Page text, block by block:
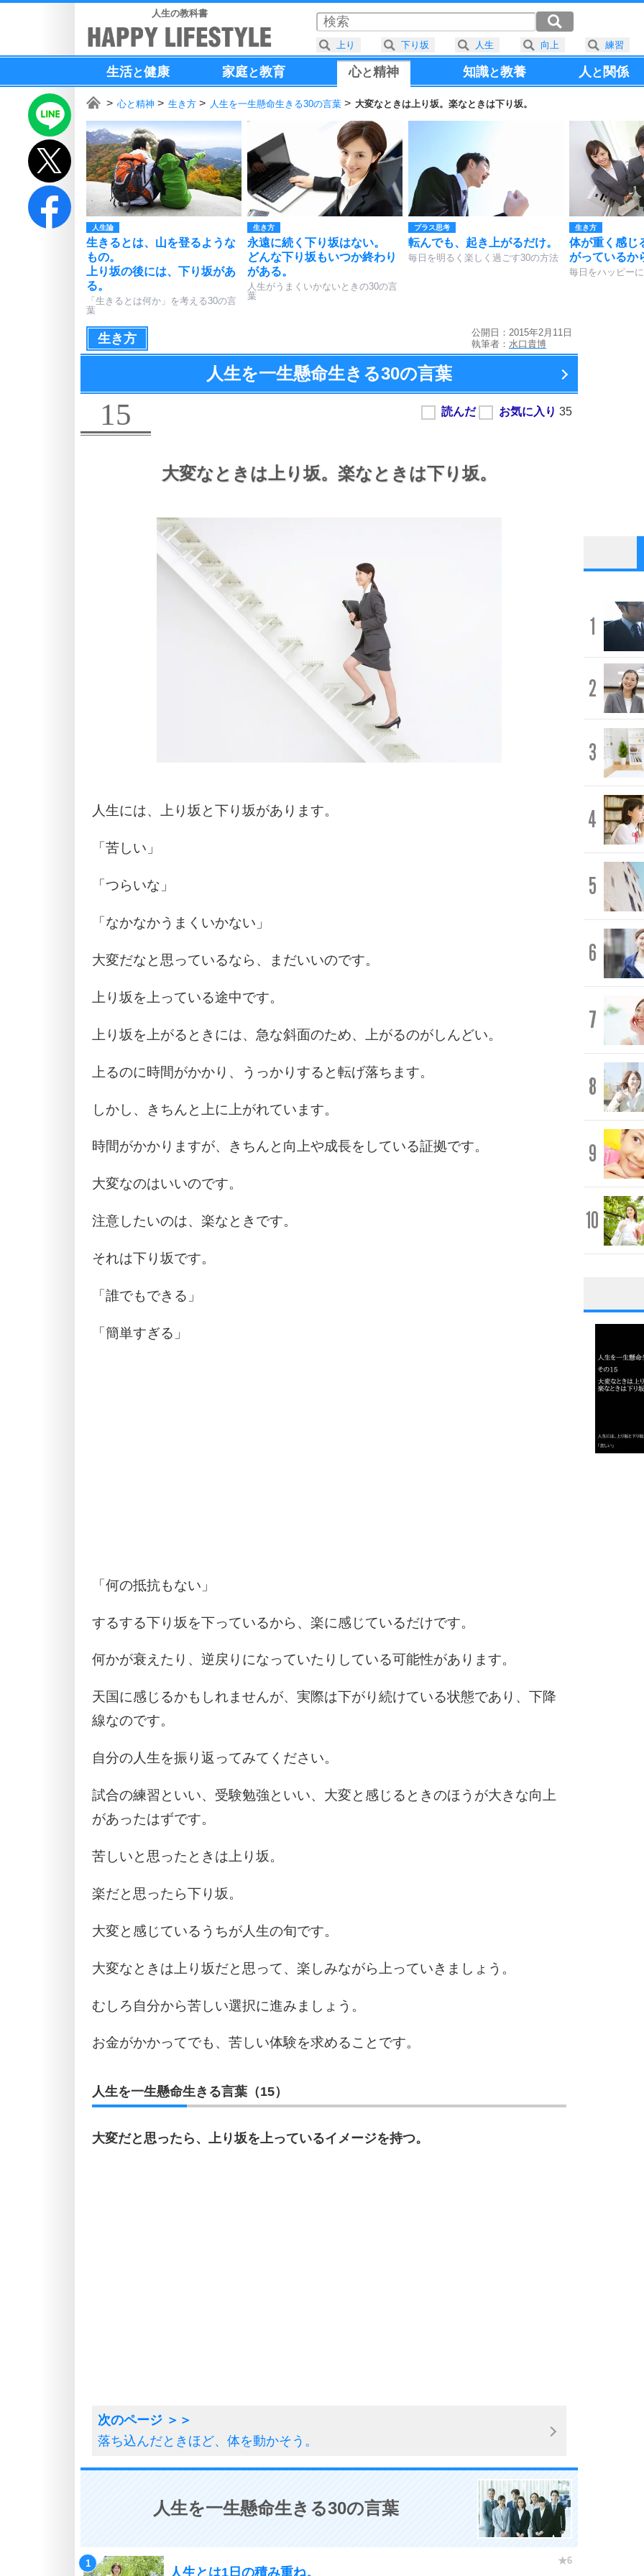
人生の教科書
生活と健康 家庭と教育 心と精神 知識と教養 人と 関係
心と精神 生き方 人生を一生懸命生きる30の言葉 大変なときは上り坂。楽なときは下り坂。
人生論
生きるとは、山を登るような
もの。
上り坂の後には、下り坂があ
る。
「生きるとは何か」を考える30の言
葉
生き方
永遠に続く下り坂はない。
どんな下り坂もいつか終わり
がある。
人生がうまくいかないときの30の言
葉
プラス思考
転んでも、起き上がるだけ。
毎日を明るく楽しく過ごす30の方法
生き方
体が重く感じ
がっているか
毎日をハッピー
生き方
公開日：2015年2月11日
執筆者： 水口貴博
人生を一生懸命生きる30の言葉
15
大変なときは上り坂。 楽なときは下り坂。
人生には、上り坂と下り坂があります。
「苦しい」
「つらいな」
「なかなかうまくいかない」
大変だなと思っているなら、まだいいのです。
上り坂を上っている途中です。
上り坂を上がるときには、急な斜面のため、上がるのがしんどい。
上るのに時間がかかり、うっかりすると転げ落ちます。
しかし、きちんと上に上がれています。
時間がかかりますが、きちんと向上や成長をしている証拠です。
大変なのはいいのです。
注意したいのは、楽なときです。
それは下り坂です。
「誰でもできる」
「簡単すぎる」
「何の抵抗もない」
するする下り坂を下っているから、楽に感じているだけです。
何かが衰えたり、逆戻りになっていたりしている可能性があります。
天国に感じるかもしれませんが、実際は下がり続けている状態であり、下降
線なのです。
自分の人生を振り返ってみてください。
試合の練習といい、受験勉強といい、大変と感じるときのほうが大きな向上
があったはずです。
苦しいと思ったときは上り坂。
楽だと思ったら下り坂。
大変と感じているうちが人生の旬です。
大変なときは上り坂だと思って、楽しみながら上っていきましょう。
むしろ自分から苦しい選択に進みましょう。
お金がかかってでも、苦しい体験を求めることです。
人生を一生懸命生きる言葉（15）
大変だと思ったら、上り坂を上っているイメージを持つ。
落ち込んだときほど、体を動かそう。
人生を一生懸命生きる30の言葉
人生とは1日の積み重ね。
1
2
3
4
5
6
7
8
9
10
1
3
上り 下り坂 人生 向上 練習